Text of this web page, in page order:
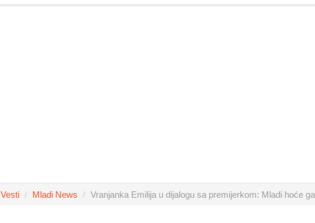
Vesti Mladi News Vranjanka Emilija u dijalogu sa premijerkom: Mladi hoće